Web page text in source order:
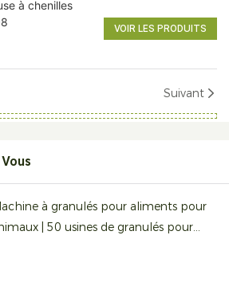
à chenilles
VOIR LES PRODUITS
Suivant
à granulés pour aliments pour
| 50 usines de granulés pour